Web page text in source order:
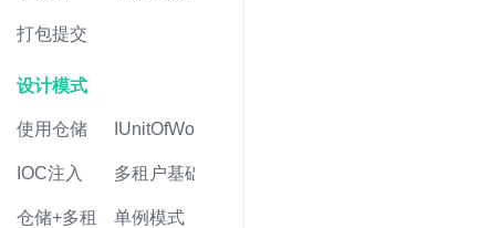
打包提交
设计模式
使用仓储 IUnitOfWork
IOC注入 多租户基础
仓储+多租户单例模式